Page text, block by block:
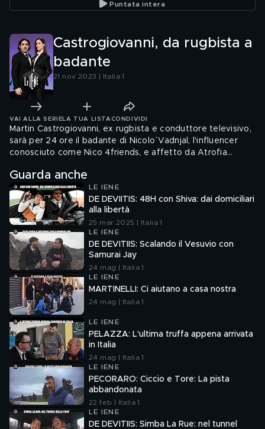
Puntata intera
Castrogiovanni, da rugbista a
badante
21 nov 2023 | Italia 1
VAI ALLA SERIE LA TUA LISTA CONDIVIDI
Martin Castrogiovanni, ex rugbista e conduttore televisivo,
sarà per 24 ore il badante di Nicolo` Vadnjal, l'influencer
conosciuto come Nico 4friends, e affetto da Atrofia
nell'avere tra le mani un ragazzo di cristallo?
Guarda anche
LE IENE
DE DEVIITIS: 48H con Shiva: dai domiciliari
alla libertà
25 mar 2025 | Italia 1
LE IENE
DE DEVITIIS: Scalando il Vesuvio con
Samurai Jay
24 mag | Italia 1
LE IENE
MARTINELLI: Ci aiutano a casa nostra
24 mag | Italia 1
LE IENE
PELAZZA: L'ultima truffa appena arrivata
in Italia
24 mag | Italia 1
LE IENE
PECORARO: Ciccio e Tore: La pista
abbandonata
22 feb | Italia 1
LE IENE
DE DEVITIIS: Simba La Rue: nel tunnel